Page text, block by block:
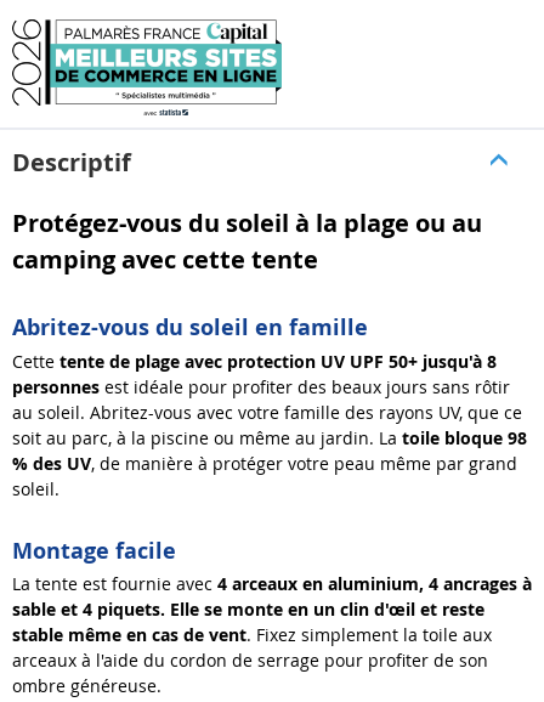
Descriptif
Protégez-vous du soleil à la plage ou au
camping avec cette tente
Abritez-vous du soleil en famille
Cette tente de plage avec protection UV UPF 50+ jusqu'à 8
personnes est idéale pour profiter des beaux jours sans rôtir
au soleil. Abritez-vous avec votre famille des rayons UV, que ce
soit au parc, à la piscine ou même au jardin. La toile bloque 98
% des UV, de manière à protéger votre peau même par grand
soleil.
Montage facile
La tente est fournie avec 4 arceaux en aluminium, 4 ancrages à
sable et 4 piquets. Elle se monte en un clin d'œil et reste
stable même en cas de vent. Fixez simplement la toile aux
arceaux à l'aide du cordon de serrage pour profiter de son
ombre généreuse.